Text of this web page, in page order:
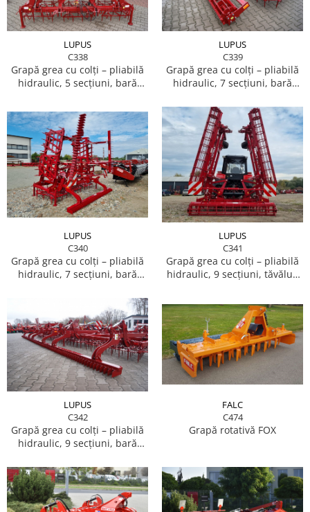
LUPUS
C338
Grapă grea cu colți – pliabilă
hidraulic, 5 secțiuni, bară
LUPUS
C339
Grapă grea cu colți – pliabilă
hidraulic, 7 secțiuni, bară
LUPUS
C340
Grapă grea cu colți – pliabilă
hidraulic, 7 secțiuni, bară
LUPUS
C341
Grapă grea cu colți – pliabilă
hidraulic, 9 secțiuni, tăvălug
LUPUS
C342
Grapă grea cu colți – pliabilă
hidraulic, 9 secțiuni, bară
FALC
C474
Grapă rotativă FOX